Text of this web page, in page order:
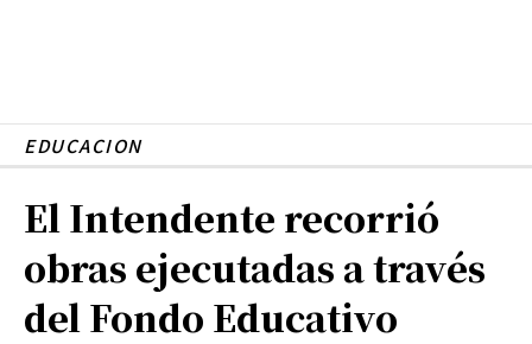
EDUCACION
El Intendente recorrió
obras ejecutadas a través
del Fondo Educativo